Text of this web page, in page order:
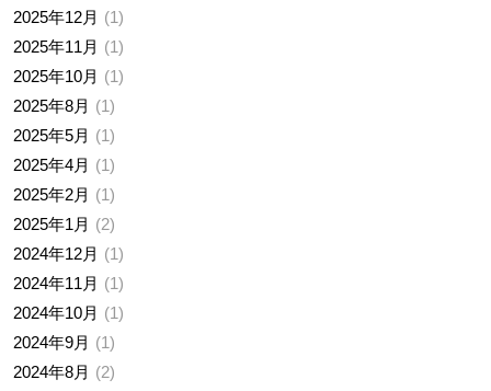
2025年12月
1
2025年11月
1
2025年10月
1
2025年8月
1
2025年5月
1
2025年4月
1
2025年2月
1
2025年1月
2
2024年12月
1
2024年11月
1
2024年10月
1
2024年9月
1
2024年8月
2